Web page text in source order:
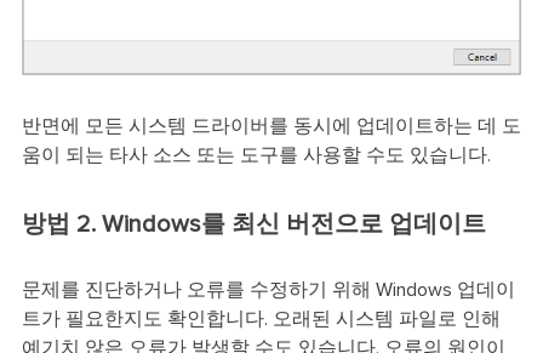
반면에 모든 시스템 드라이버를 동시에 업데이트하는 데 도
움이 되는 타사 소스 또는 도구를 사용할 수도 있습니다.
방법 2. Windows를 최신 버전으로 업데이트
문제를 진단하거나 오류를 수정하기 위해 Windows 업데이
트가 필요한지도 확인합니다. 오래된 시스템 파일로 인해
예기치 않은 오류가 발생할 수도 있습니다. 오류의 원인이